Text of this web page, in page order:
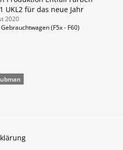
UKL2 für das neue Jahr
2020
(F5x - F60)